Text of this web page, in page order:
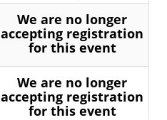
We are no longer
accepting registration
for this event
We are no longer
accepting registration
for this event